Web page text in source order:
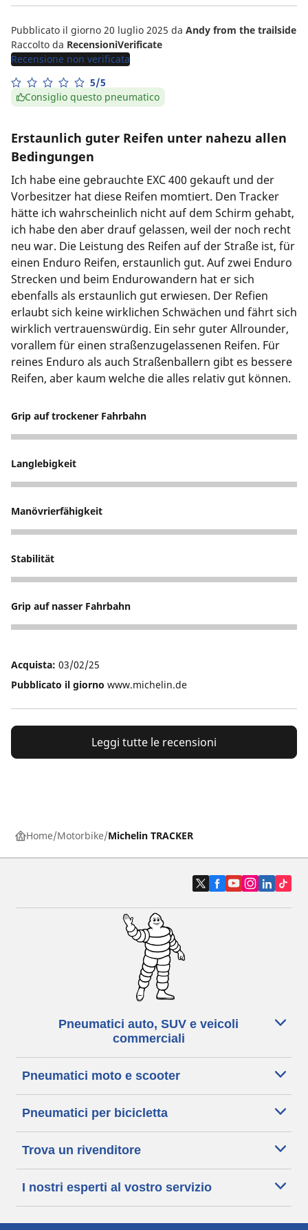
Pubblicato il giorno 20 luglio 2025 da Andy from the trailside
Raccolto da RecensioniVerificate
Recensione non verificata
5/5
Consiglio questo pneumatico
Erstaunlich guter Reifen unter nahezu allen
Bedingungen
Ich habe eine gebrauchte EXC 400 gekauft und der
Vorbesitzer hat diese Reifen momtiert. Den Tracker
hätte ich wahrscheinlich nicht auf dem Schirm gehabt,
ich habe den aber drauf gelassen, weil der noch recht
neu war. Die Leistung des Reifen auf der Straße ist, für
einen Enduro Reifen, erstaunlich gut. Auf zwei Enduro
Strecken und beim Endurowandern hat er sich
ebenfalls als erstaunlich gut erwiesen. Der Refien
erlaubt sich keine wirklichen Schwächen und fährt sich
wirklich vertrauenswürdig. Ein sehr guter Allrounder,
vorallem für einen straßenzugelassenen Reifen. Für
reines Enduro als auch Straßenballern gibt es bessere
Reifen, aber kaum welche die alles relativ gut können.
Grip auf trockener Fahrbahn
4
Langlebigkeit
4
Manövrierfähigkeit
3
Stabilität
4
Grip auf nasser Fahrbahn
3
Acquista: 03/02/25
Pubblicato il giorno www.michelin.de
Leggi tutte le recensioni
Home Motorbike Michelin TRACKER
Pneumatici auto, SUV e veicoli
commerciali
Pneumatici moto e scooter
Pneumatici per bicicletta
Trova un rivenditore
I nostri esperti al vostro servizio